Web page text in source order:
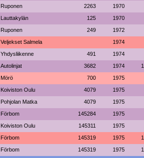
Ruponen 2263 1970
Lauttakylän 125 1970
Ruponen 249 1972
Veljekset Salmela 1974
Yhdysliikenne 491 1974
Autolinjat 3682 1974
Mörö 700 1975
Koiviston Oulu 4079 1975
Pohjolan Matka 4079 1975
Förbom 145284 1975
Koiviston Oulu 145311 1975
Förbom 145319 1975
Förbom 145319 1975